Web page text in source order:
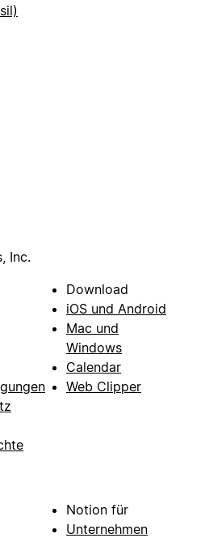
Inc.
Download
iOS und Android
Mac und
Windows
Calendar
Web Clipper
Notion für
Unternehmen